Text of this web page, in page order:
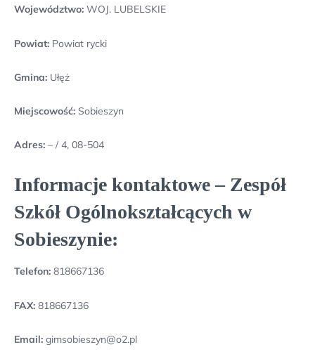
Województwo: WOJ. LUBELSKIE
Powiat: Powiat rycki
Gmina: Ułęż
Miejscowość: Sobieszyn
Adres: – / 4, 08-504
Informacje kontaktowe – Zespół
Szkół Ogólnokształcących w
Sobieszynie:
Telefon: 818667136
FAX: 818667136
Email: gimsobieszyn@o2.pl